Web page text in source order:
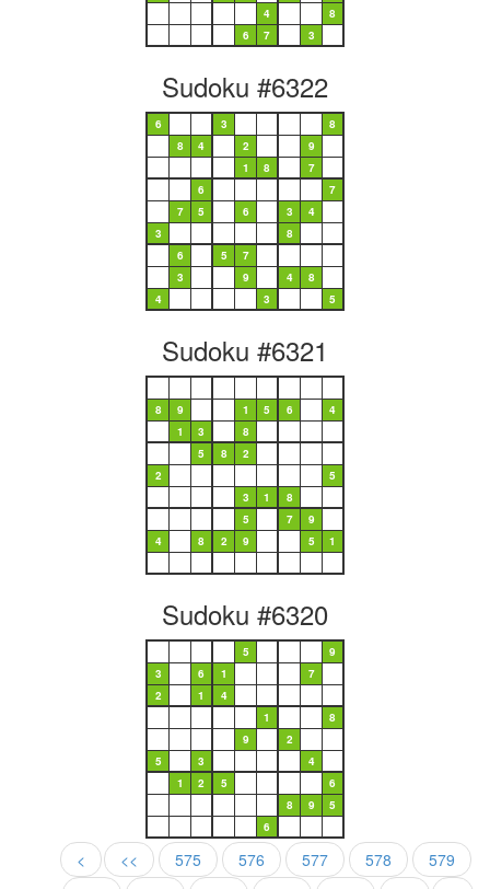
4
8
6
7 3
Sudoku #6322
6 3
8
8
4 2
9
1
8
7
6
7
7
5 6 3
4
3
8
6
5
7
3
9 4
8
4
3 5
Sudoku #6321
8 9 1 5 6
4
1
3
8
5
8
2
2
5
3
1
8
5
7
9
4
8 2 9 5 1
Sudoku #6320
5
9
3
6 1
7
2
1
4
1
8
9
2
5
3
4
1
2 5
6
8
9
5
6
<<
< 575 576 577 578
579